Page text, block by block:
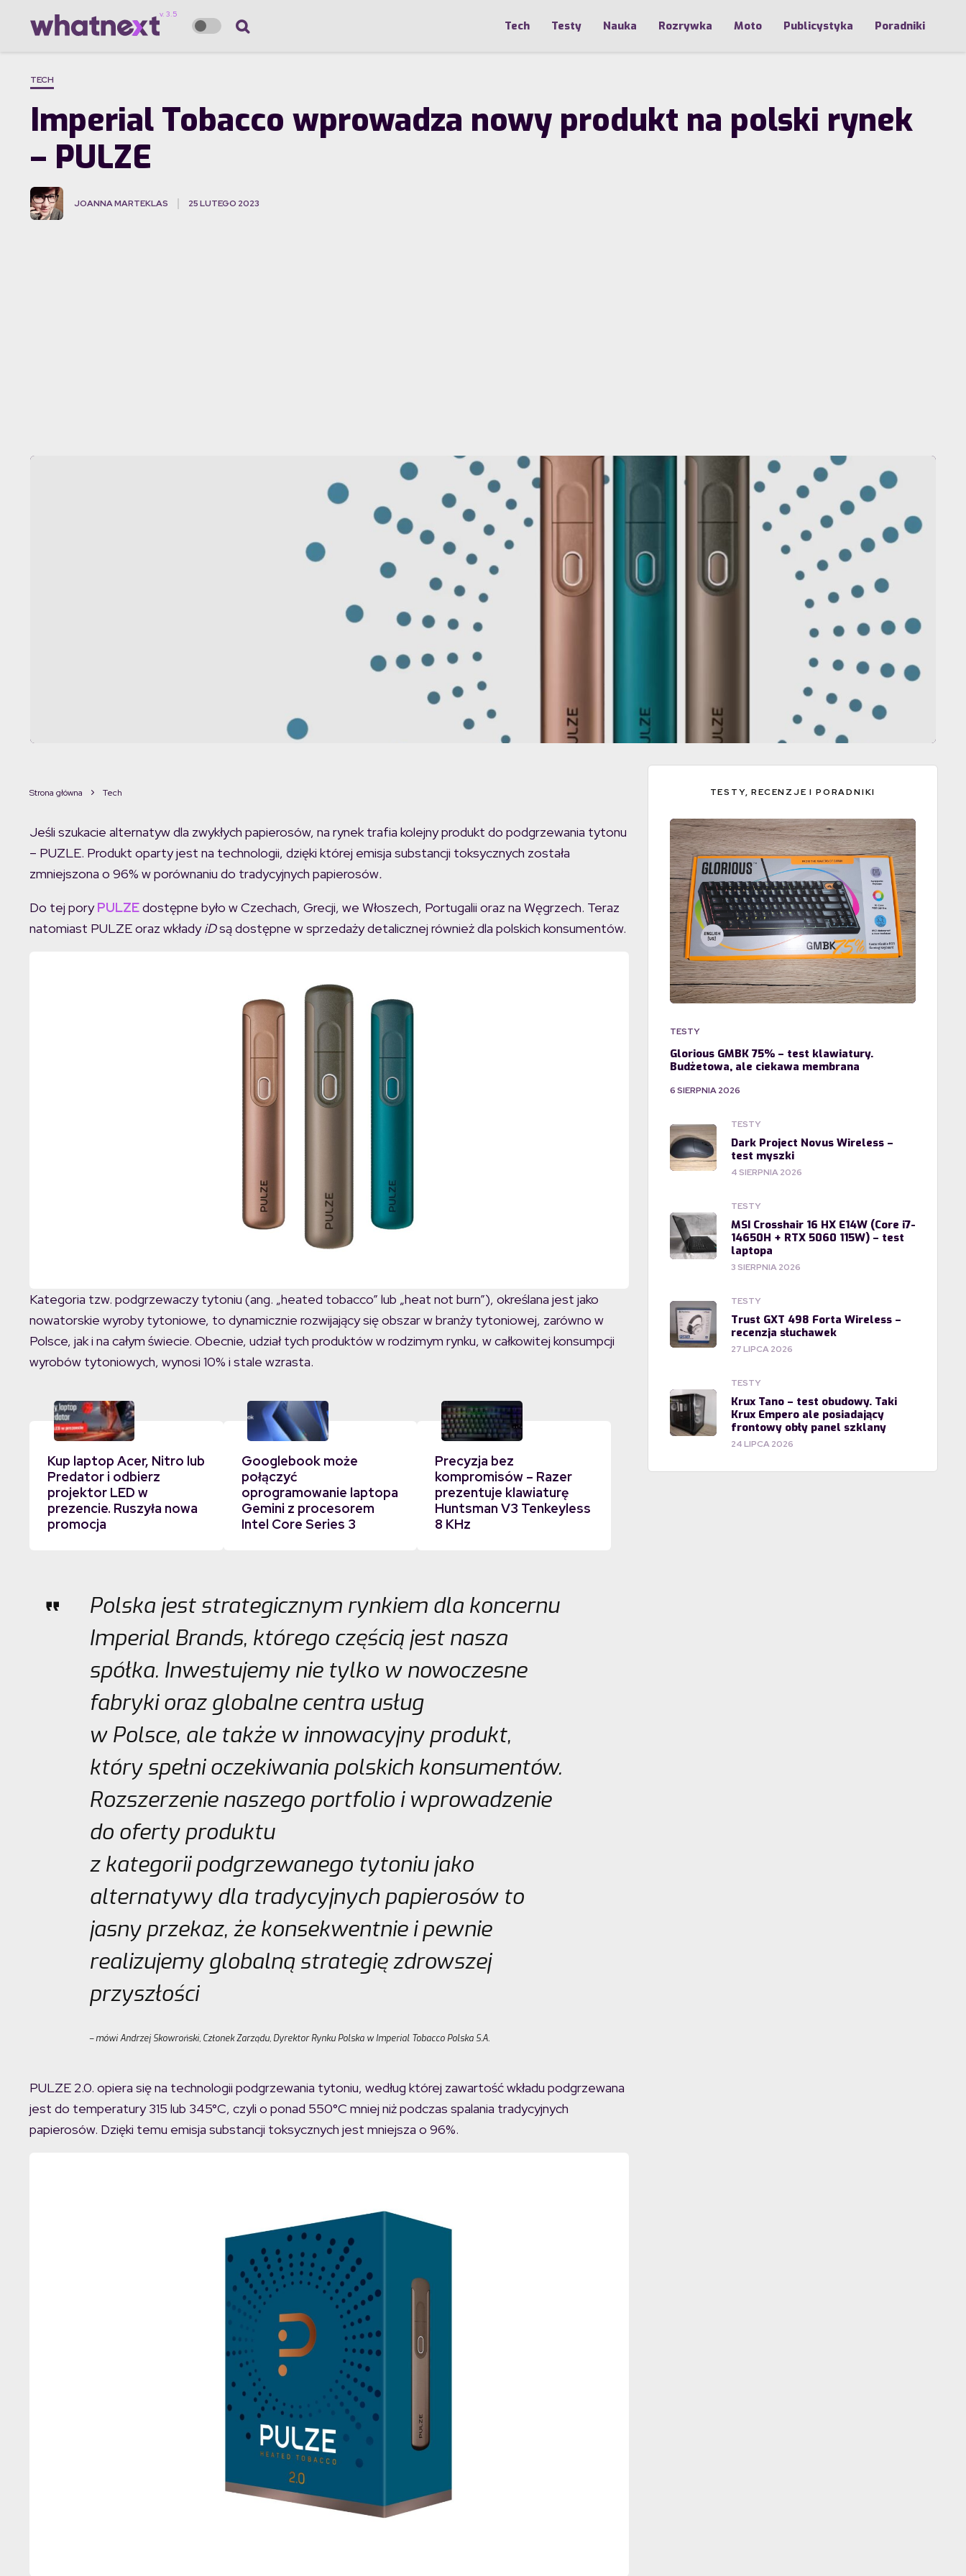
Tech Testy Nauka Rozrywka Moto Publicystyka Poradniki
TECH
Imperial Tobacco wprowadza nowy produkt na polski rynek
– PULZE
JOANNA MARTEKLAS 25 LUTEGO 2023
Strona główna Tech
Jeśli szukacie alternatyw dla zwykłych papierosów, na rynek trafia kolejny produkt do podgrzewania tytonu
– PUZLE. Produkt oparty jest na technologii, dzięki której emisja substancji toksycznych została
zmniejszona o 96% w porównaniu do tradycyjnych papierosów.
Do tej poryPULZEdostępne było w Czechach, Grecji, we Włoszech, Portugalii oraz na Węgrzech. Teraz
natomiast PULZE oraz wkładyiDsą dostępne w sprzedaży detalicznej również dla polskich konsumentów.
Kategoria tzw. podgrzewaczy tytoniu (ang. „heated tobacco” lub „heat not burn”), określana jest jako
nowatorskie wyroby tytoniowe, to dynamicznie rozwijający się obszar w branży tytoniowej, zarówno w
Polsce, jak i na całym świecie. Obecnie, udział tych produktów w rodzimym rynku, w całkowitej konsumpcji
wyrobów tytoniowych, wynosi 10% i stale wzrasta.
Kup laptop Acer, Nitro lub
Predator i odbierz
projektor LED w
prezencie. Ruszyła nowa
promocja
Googlebook może
połączyć
oprogramowanie laptopa
Gemini z procesorem
Intel Core Series 3
Precyzja bez
kompromisów – Razer
prezentuje klawiaturę
Huntsman V3 Tenkeyless
8 KHz
Polska jest strategicznym rynkiem dla koncernu
Imperial Brands, którego częścią jest nasza
spółka. Inwestujemy nie tylko w nowoczesne
fabryki oraz globalne centra usług
w Polsce, ale także w innowacyjny produkt,
który spełni oczekiwania polskich konsumentów.
Rozszerzenie naszego portfolio i wprowadzenie
do oferty produktu
z kategorii podgrzewanego tytoniu jako
alternatywy dla tradycyjnych papierosów to
jasny przekaz, że konsekwentnie i pewnie
realizujemy globalną strategię zdrowszej
przyszłości
–mówi Andrzej Skowroński, Członek Zarządu, Dyrektor Rynku Polska w Imperial Tobacco Polska S.A.
PULZE 2.0. opiera się na technologii podgrzewania tytoniu, według której zawartość wkładu podgrzewana
jest do temperatury 315 lub 345°C, czyli o ponad 550°C mniej niż podczas spalania tradycyjnych
papierosów. Dzięki temu emisja substancji toksycznych jest mniejsza o 96%.
TESTY, RECENZJE I PORADNIKI
TESTY
Glorious GMBK 75% – test klawiatury.
Budżetowa, ale ciekawa membrana
6 SIERPNIA 2026
TESTY
Dark Project Novus Wireless –
test myszki
4 SIERPNIA 2026
TESTY
MSI Crosshair 16 HX E14W (Core i7-
14650H + RTX 5060 115W) – test
laptopa
3 SIERPNIA 2026
TESTY
Trust GXT 498 Forta Wireless –
recenzja słuchawek
27 LIPCA 2026
TESTY
Krux Tano – test obudowy. Taki
Krux Empero ale posiadający
frontowy obły panel szklany
24 LIPCA 2026